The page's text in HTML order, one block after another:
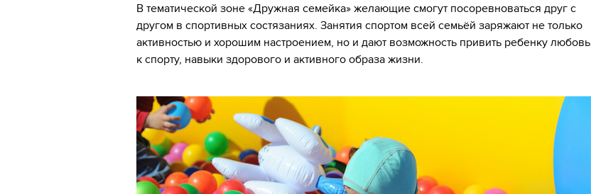
В тематической зоне «Дружная семейка» желающие смогут посоревноваться друг с
другом в спортивных состязаниях. Занятия спортом всей семьёй заряжают не только
активностью и хорошим настроением, но и дают возможность привить ребенку любовь
к спорту, навыки здорового и активного образа жизни.